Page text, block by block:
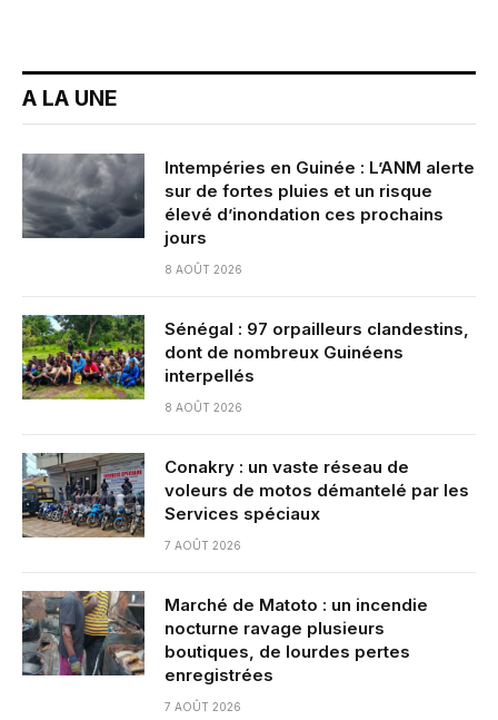
A LA UNE
Intempéries en Guinée : L’ANM alerte
sur de fortes pluies et un risque
élevé d’inondation ces prochains
jours
8 AOÛT 2026
Sénégal : 97 orpailleurs clandestins,
dont de nombreux Guinéens
interpellés
8 AOÛT 2026
Conakry : un vaste réseau de
voleurs de motos démantelé par les
Services spéciaux
7 AOÛT 2026
Marché de Matoto : un incendie
nocturne ravage plusieurs
boutiques, de lourdes pertes
enregistrées
7 AOÛT 2026